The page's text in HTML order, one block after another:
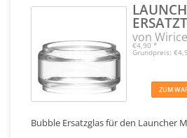
von Wirice
€4,90 *
Grundpreis:
ZUM
Bubble Ersatzglas für den Launcher